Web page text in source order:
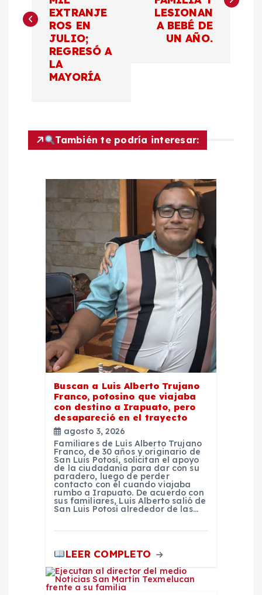
v
e
c
EXTRANJE
ROS EN
JULIO;
REGRESÓ A
LA
MAYORÍA
LESIONAN
A BEBÉ DE
UN AÑO.
También te podría interesar:
Buscan a Luis Alberto Trujano
Franco, potosino que viajaba
con destino a Irapuato, pero
desapareció en el trayecto
agosto 3, 2026
Familiares de Luis Alberto Trujano
Franco, de 30 años y originario de
San Luis Potosí, solicitan el apoyo
de la ciudadanía para dar con su
paradero, luego de perder
contacto con él cuando viajaba
rumbo a Irapuato. De acuerdo con
sus familiares, Luis Alberto salió de
San Luis Potosí alrededor de las…
LEER COMPLETO